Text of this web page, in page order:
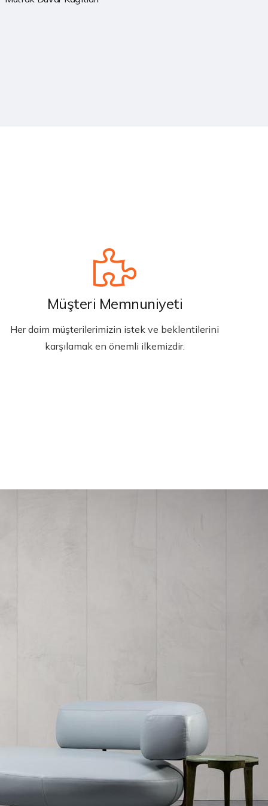
Müşteri Memnuniyeti
Her daim müşterilerimizin istek ve beklentilerini
karşılamak en önemli ilkemizdir.